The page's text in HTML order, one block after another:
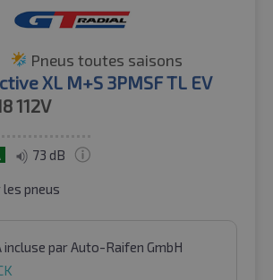
Pneus toutes saisons
XL M+S 3PMSF TL EV
112V
73 dB
les pneus
incluse par Auto-Raifen GmbH